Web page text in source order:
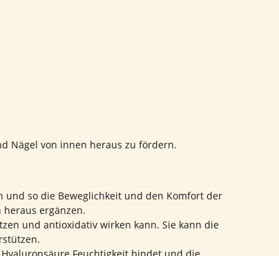
Nägel von innen heraus zu fördern.
und so die Beweglichkeit und den Komfort der
ergänzen.
und antioxidativ wirken kann. Sie kann die